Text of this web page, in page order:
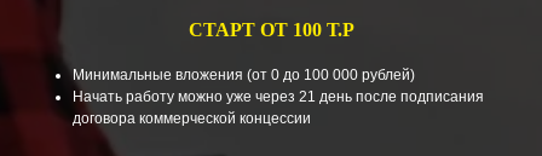
СТАРТ ОТ 100 Т.Р
Минимальные вложения (от 0 до 100 000 рублей)
Начать работу можно уже через 21 день после подписания
договора коммерческой концессии